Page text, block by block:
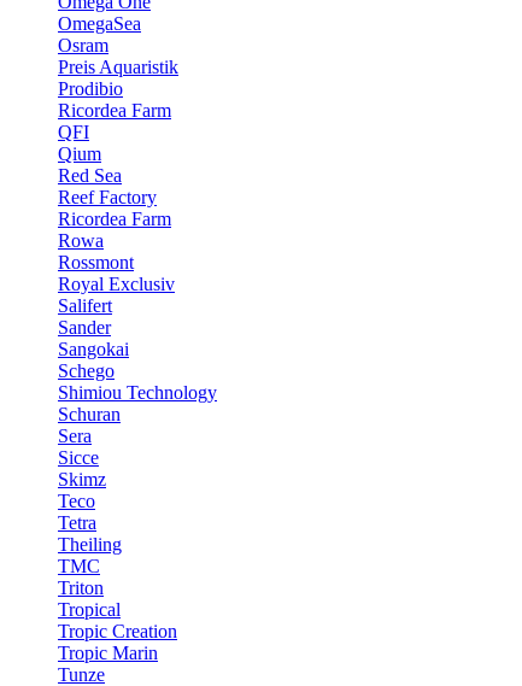
OmegaSea
Osram
Preis Aquaristik
Prodibio
Ricordea Farm
QFI
Qium
Red Sea
Reef Factory
Ricordea Farm
Rowa
Rossmont
Royal Exclusiv
Salifert
Sander
Sangokai
Schego
Shimiou Technology
Schuran
Sera
Sicce
Skimz
Teco
Tetra
Theiling
TMC
Triton
Tropical
Tropic Creation
Tropic Marin
Tunze